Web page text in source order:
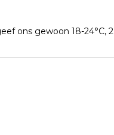
ons gewoon 18-24°C, 2